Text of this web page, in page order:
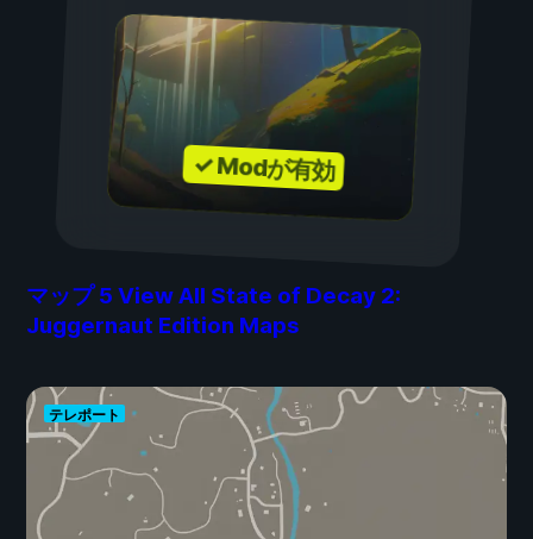
✓ Modが有効
マップ5 View All State of Decay 2:
Juggernaut Edition Maps
テレポート